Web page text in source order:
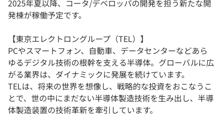
2025年夏以降、コータ/デベロッパの開発を担う新たな開
発棟が稼働予定です。
【東京エレクトロングループ（TEL）】
PCやスマートフォン、自動車、データセンターなどあら
ゆるデジタル技術の根幹を支える半導体。グローバルに広
がる業界は、ダイナミックに発展を続けています。
TELは、将来の世界を想像し、戦略的な投資をおこなうこ
とで、世の中にまだない半導体製造技術を⽣み出し、半導
体製造装置の技術⾰新を牽引しています。